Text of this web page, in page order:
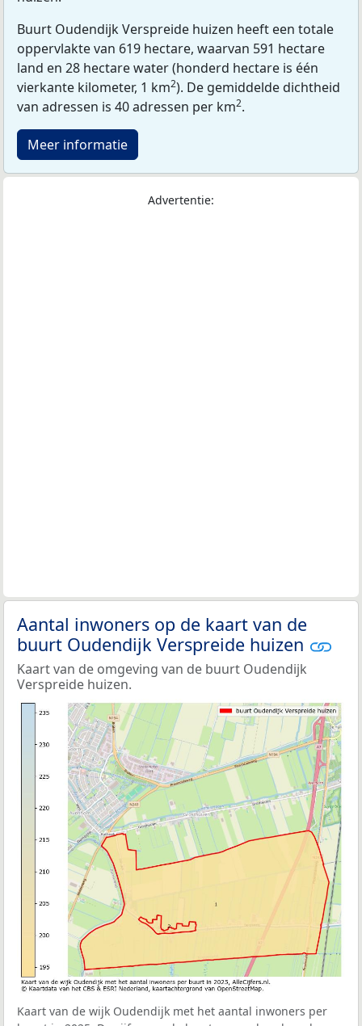
Buurt Oudendijk Verspreide huizen heeft een totale
oppervlakte van 619 hectare, waarvan 591 hectare
land en 28 hectare water (honderd hectare is één
vierkante kilometer, 1 km2). De gemiddelde dichtheid
van adressen is 40 adressen per km2.
Meer informatie
Advertentie:
Aantal inwoners op de kaart van de
buurt Oudendijk Verspreide huizen
Kaart van de omgeving van de buurt Oudendijk
Verspreide huizen.
Kaart van de wijk Oudendijk met het aantal inwoners per